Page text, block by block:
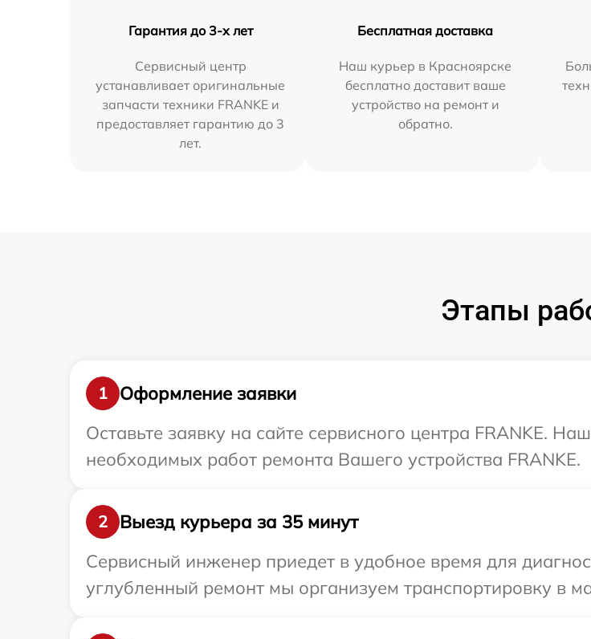
Гарантия до 3-х лет
Сервисный центр
устанавливает оригинальные
запчасти техники FRANKE и
предоставляет гарантию до 3
лет.
Бесплатная доставка
Наш курьер в Красноярске
бесплатно доставит ваше
устройство на ремонт и
обратно.
Этапы
1
Оформление заявки
Оставьте заявку на сайте сервисного центра FRANKE.
необходимых работ ремонта Вашего устройства FRANKE.
2
Выезд курьера за 35 минут
Сервисный инженер приедет в удобное время для
углубленный ремонт мы организуем транспортировку в